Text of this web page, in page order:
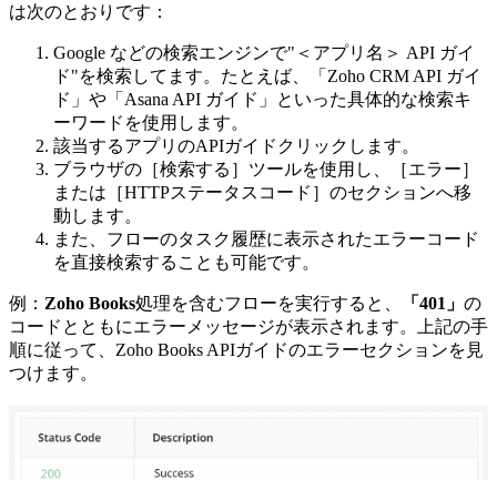
は次のとおりです：
Google などの検索エンジンで"＜アプリ名＞ API ガイ
ド"を検索してます。たとえば、「Zoho CRM API ガイ
ド」や「Asana API ガイド」といった具体的な検索キ
ーワードを使用します。
該当するアプリのAPIガイドクリックします。
ブラウザの［検索する］ツールを使用し、［エラー］
または［HTTPステータスコード］のセクションへ移
動します。
また、フローのタスク履歴に表示されたエラーコード
を直接検索することも可能です。
例： Zoho Books処理を含むフローを実行すると、 「401」 の
コードとともにエラーメッセージが表示されます。上記の手
順に従って、Zoho Books APIガイドのエラーセクションを見
つけます。